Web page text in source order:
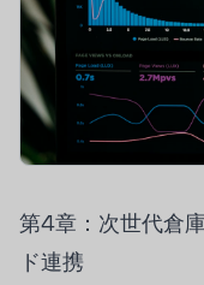
第4章：次世代倉
ド連携